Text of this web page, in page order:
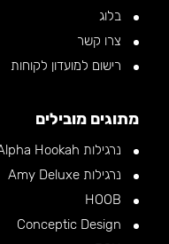
בלוג
צרו קשר
רישום למועדון לקוחות
מתוגים מובילים
נרגילות Alpha Hookah
נרגילות Amy Deluxe